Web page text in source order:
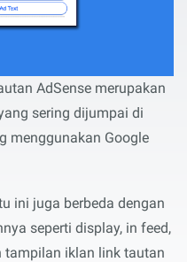
AdSense merupakan
sering dijumpai di
menggunakan Google
ini juga berbeda dengan
seperti display, in feed,
tampilan iklan link tautan